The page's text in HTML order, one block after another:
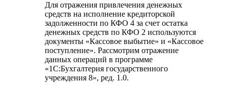
Для отражения привлечения денежных
средств на исполнение кредиторской
задолженности по КФО 4 за счет остатка
денежных средств по КФО 2 используются
документы «Кассовое выбытие» и «Кассовое
поступление». Рассмотрим отражение
данных операций в программе
«1С:Бухгалтерия государственного
учреждения 8», ред. 1.0.